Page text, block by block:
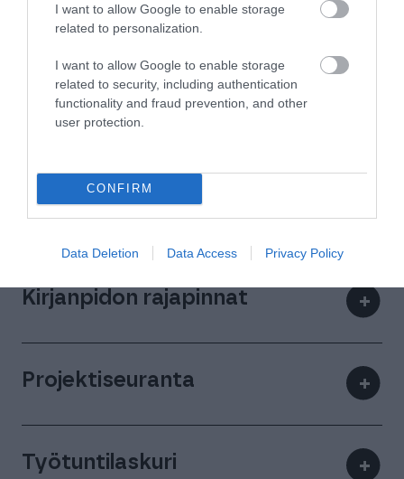
I want to allow Google to enable storage
related to personalization.
I want to allow Google to enable storage
related to security, including authentication
functionality and fraud prevention, and other
user protection.
CONFIRM
Data Deletion Data Access Privacy Policy
Kohderekisteri
Tuotehinnoittelu ja alennukset +
Kirjanpidon rajapinnat +
Projektiseuranta +
Työtuntilaskuri +